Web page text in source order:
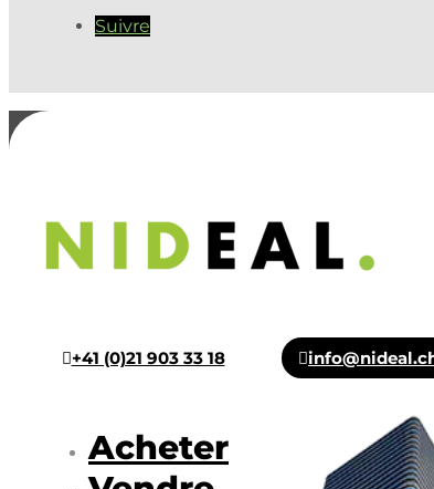
Suivre
+41 (0)21 903 33 18
Acheter